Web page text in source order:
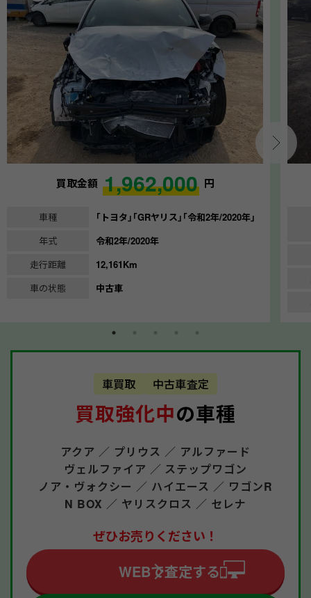
買取金額 1,962,000 円
車種
｢トヨタ｣｢GRヤリス｣｢令和2年/2020年｣
年式
令和2年/2020年
走行距離
12,161Km
車の状態
中古車
車買取 中古車査定
買取強化中の車種
アクア ／ プリウス ／ アルファード
ヴェルファイア ／ ステップワゴン
ノア・ヴォクシー ／ ハイエース ／ ワゴンR
N BOX ／ ヤリスクロス ／ セレナ
ぜひお売りください！
WEBで査定する